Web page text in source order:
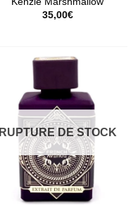
35,00€
RUPTURE DE STOCK